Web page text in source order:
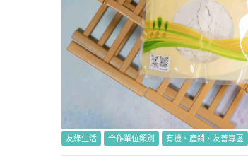
友綠生活 合作單位類別 有機、產銷、友善專區